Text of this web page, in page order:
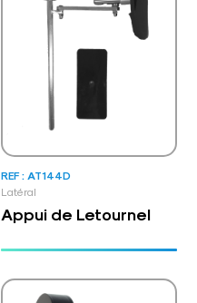
Latéral
REF : AT144D
Appui de Letournel